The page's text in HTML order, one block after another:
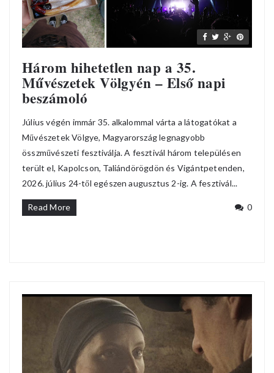
Három hihetetlen nap a 35.
Művészetek Völgyén – Első napi
beszámoló
Július végén immár 35. alkalommal várta a látogatókat a
Művészetek Völgye, Magyarország legnagyobb
összművészeti fesztiválja. A fesztivál három településen
terült el, Kapolcson, Taliándörögdön és Vigántpetenden,
2026. július 24-től egészen augusztus 2-ig. A fesztivál...
Read More 0